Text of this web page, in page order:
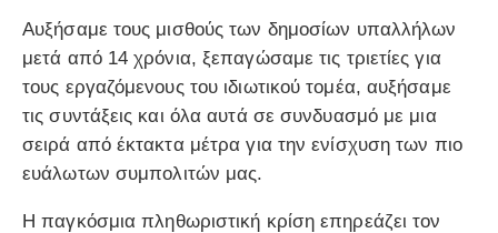
Αυξήσαμε τους μισθούς των δημοσίων υπαλλήλων
μετά από 14 χρόνια, ξεπαγώσαμε τις τριετίες για
τους εργαζόμενους του ιδιωτικού τομέα, αυξήσαμε
τις συντάξεις και όλα αυτά σε συνδυασμό με μια
σειρά από έκτακτα μέτρα για την ενίσχυση των πιο
ευάλωτων συμπολιτών μας.
Η παγκόσμια πληθωριστική κρίση επηρεάζει τον